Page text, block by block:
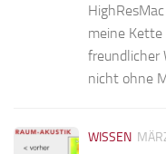
meine Kette
freundlicher
nicht ohne
WISSEN